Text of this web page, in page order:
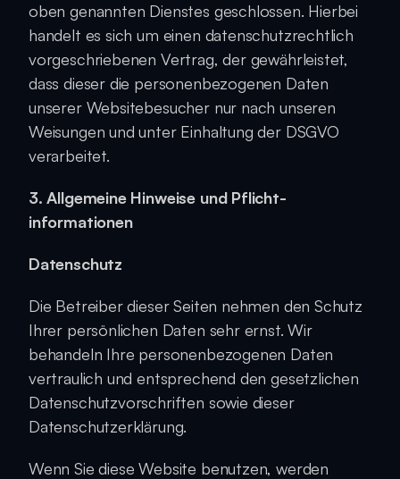
oben genannten Dienstes geschlossen. Hierbei
handelt es sich um einen datenschutzrechtlich
vorgeschriebenen Vertrag, der gewährleistet,
dass dieser die personenbezogenen Daten
unserer Websitebesucher nur nach unseren
Weisungen und unter Einhaltung der DSGVO
verarbeitet.
3. Allgemeine Hinweise und Pflicht­
informationen
Datenschutz
Die Betreiber dieser Seiten nehmen den Schutz
Ihrer persönlichen Daten sehr ernst. Wir
behandeln Ihre personenbezogenen Daten
vertraulich und entsprechend den gesetzlichen
Datenschutzvorschriften sowie dieser
Datenschutzerklärung.
Wenn Sie diese Website benutzen, werden